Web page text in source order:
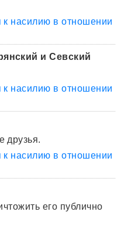
к насилию в отношении
и Севский
к насилию в отношении
друзья.
к насилию в отношении
его публично